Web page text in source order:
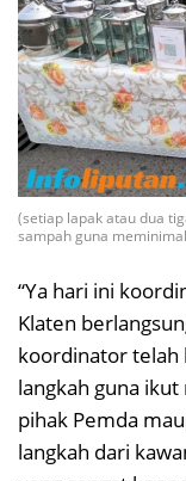
(setiap lapak atau dua
sampah guna
“Ya hari ini
Klaten
koordinator telah
langkah guna
pihak Pemda
langkah dari